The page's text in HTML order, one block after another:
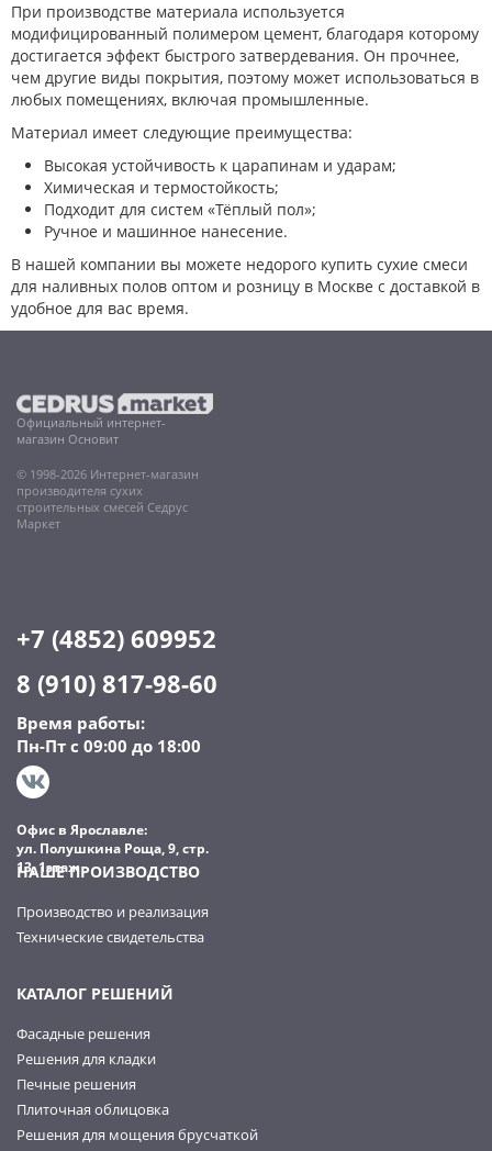
При производстве материала используется
модифицированный полимером цемент, благодаря которому
достигается эффект быстрого затвердевания. Он прочнее,
чем другие виды покрытия, поэтому может использоваться в
любых помещениях, включая промышленные.
Материал имеет следующие преимущества:
Высокая устойчивость к царапинам и ударам;
Химическая и термостойкость;
Подходит для систем «Тёплый пол»;
Ручное и машинное нанесение.
В нашей компании вы можете недорого купить сухие смеси
для наливных полов оптом и розницу в Москве с доставкой в
удобное для вас время.
Официальный интернет-
магазин Основит
© 1998-2026 Интернет-магазин
производителя сухих
строительных смесей Седрус
Маркет
+7 (4852) 609952
8 (910) 817-98-60
Время работы:
Пн-Пт с 09:00 до 18:00
Офис в Ярославле:
ул. Полушкина Роща, 9, стр.
13, 1этаж
НАШЕ ПРОИЗВОДСТВО
Производство и реализация
Технические свидетельства
КАТАЛОГ РЕШЕНИЙ
Фасадные решения
Решения для кладки
Печные решения
Плиточная облицовка
Решения для мощения брусчаткой